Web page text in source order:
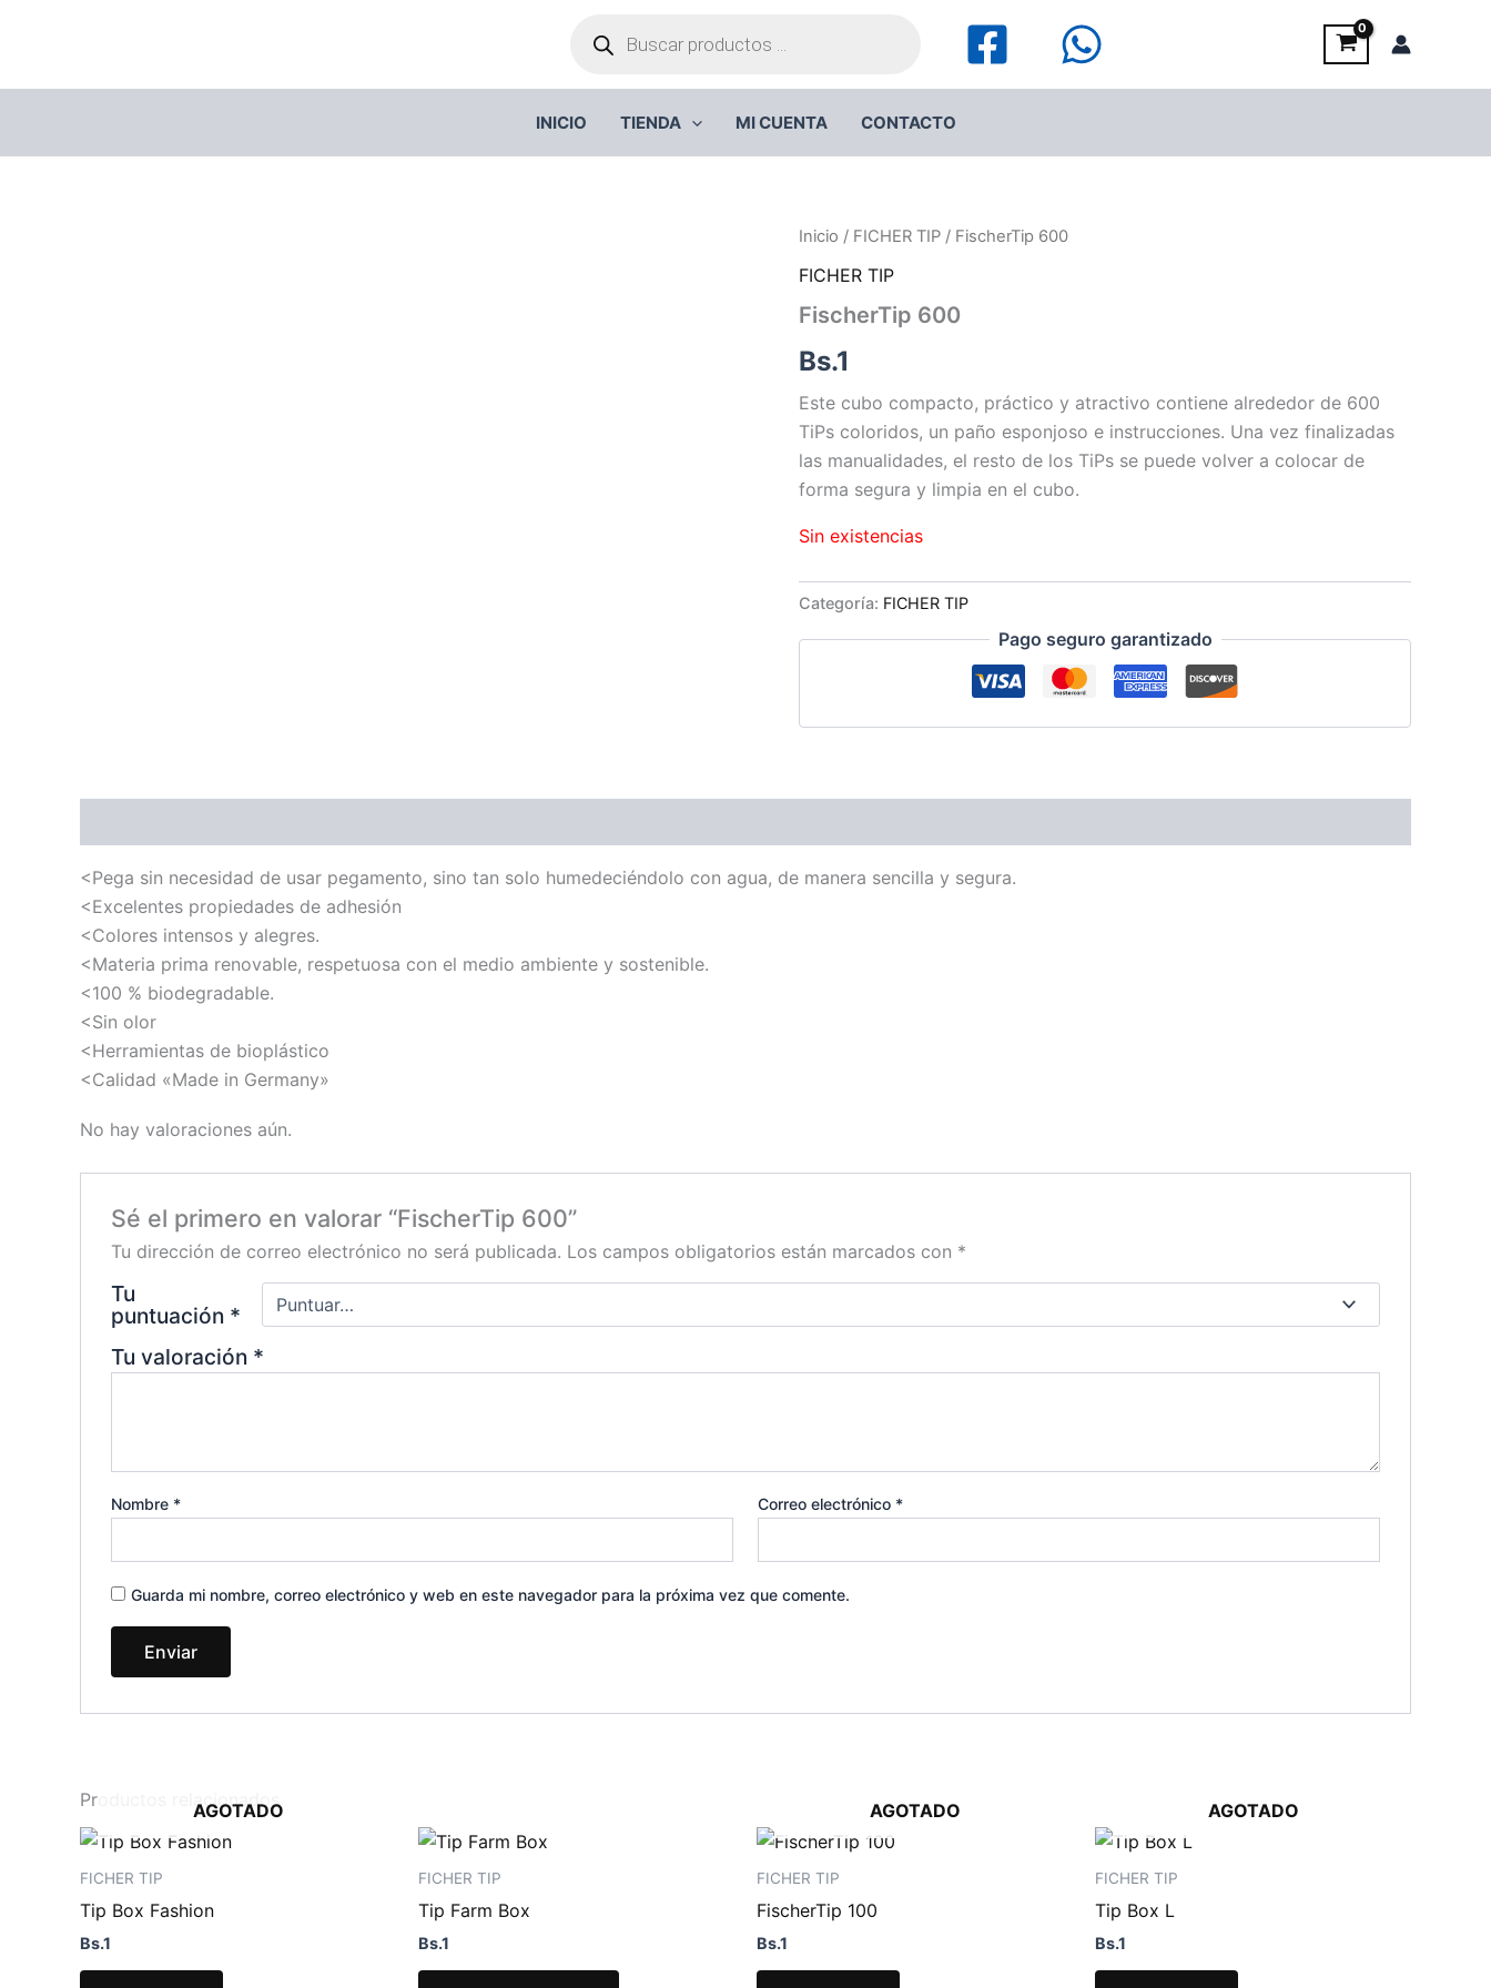
INICIO TIENDA MI CUENTA CONTACTO
Inicio / FICHER TIP / FischerTip 600
FICHER TIP
FischerTip 600
Bs.1
Este cubo compacto, práctico y atractivo contiene alrededor de 600
TiPs coloridos, un paño esponjoso e instrucciones. Una vez finalizadas
las manualidades, el resto de los TiPs se puede volver a colocar de
forma segura y limpia en el cubo.
Sin existencias
Categoría: FICHER TIP
Pago seguro garantizado
<Pega sin necesidad de usar pegamento, sino tan solo humedeciéndolo con agua, de manera sencilla y segura.
<Excelentes propiedades de adhesión
<Colores intensos y alegres.
<Materia prima renovable, respetuosa con el medio ambiente y sostenible.
<100 % biodegradable.
<Sin olor
<Herramientas de bioplástico
<Calidad «Made in Germany»
No hay valoraciones aún.
Sé el primero en valorar “FischerTip 600”
Tu dirección de correo electrónico no será publicada. Los campos obligatorios están marcados con *
Tu
puntuación *
Tu valoración *
Nombre * Correo electrónico *
Guarda mi nombre, correo electrónico y web en este navegador para la próxima vez que comente.
Productos relacionados
AGOTADO
FICHER TIP
Tip Box Fashion
Bs.1
FICHER TIP
Tip Farm Box
Bs.1
AGOTADO
FICHER TIP
FischerTip 100
Bs.1
AGOTADO
FICHER TIP
Tip Box L
Bs.1